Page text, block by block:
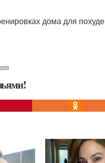
дома для